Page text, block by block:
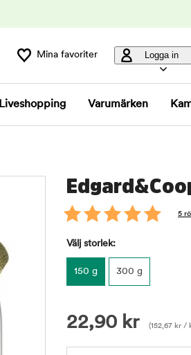
Mina favoriter Logga in
Liveshopping Varumärken
5
Välj storlek:
150 g 300 g
22,90 kr (152,67 kr /